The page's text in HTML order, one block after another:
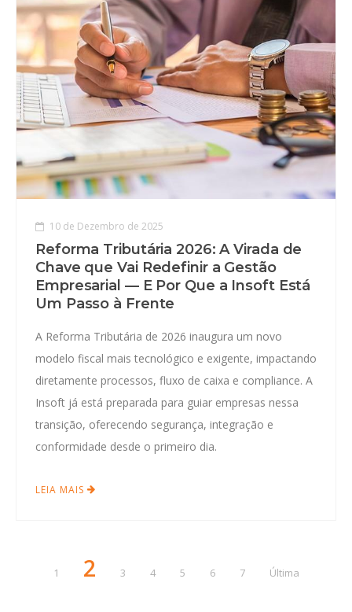
10 de Dezembro de 2025
Reforma Tributária 2026: A Virada de
Chave que Vai Redefinir a Gestão
Empresarial — E Por Que a Insoft Está
Um Passo à Frente
A Reforma Tributária de 2026 inaugura um novo
modelo fiscal mais tecnológico e exigente, impactando
diretamente processos, fluxo de caixa e compliance. A
Insoft já está preparada para guiar empresas nessa
transição, oferecendo segurança, integração e
conformidade desde o primeiro dia.
LEIA MAIS
1 2 3 4 5 6 7 Última